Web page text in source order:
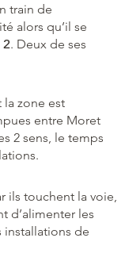
train de
alors qu’il se
2. Deux de ses
la zone est
entre Moret
2 sens, le temps
ils touchent la voie,
d’alimenter les
installations de